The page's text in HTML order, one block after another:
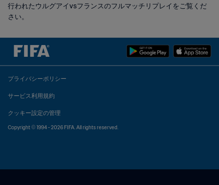
行われたウルグアイvsフランスのフルマッチリプレイをご覧くだ
さい。
プライバシーポリシー
サービス利用規約
クッキー設定の管理
Copyright © 1994 - 2026 FIFA. All rights reserved.